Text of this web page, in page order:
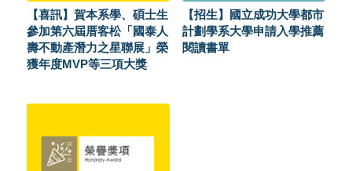
【喜訊】賀本系學、碩士生
參加第六屆厝客松「國泰人
壽不動產潛力之星聯展」榮
獲年度MVP等三項大獎
【招生】國立成功大學都市
計劃學系大學申請入學推薦
閱讀書單